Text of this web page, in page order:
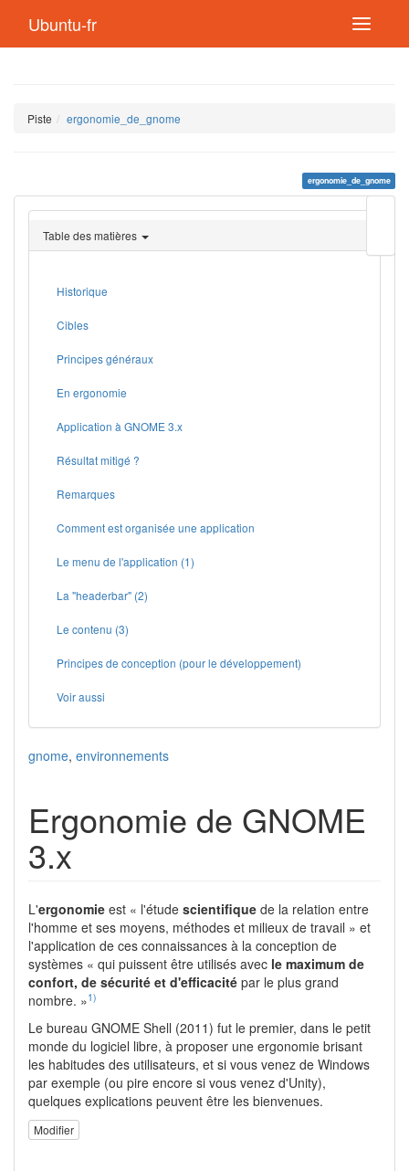
Ubuntu-fr
Piste ergonomie_de_gnome
ergonomie_de_gnome
page
Table des matières
Historique
Cibles
Principes généraux
En ergonomie
Application à GNOME 3.x
Résultat mitigé ?
Remarques
Comment est organisée une application
Le menu de l'application (1)
La "headerbar" (2)
Le contenu (3)
Principes de conception (pour le développement)
Voir aussi
gnome, environnements
Ergonomie de GNOME
3.x
L'ergonomie est « l'étude scientifique de la relation entre
l'homme et ses moyens, méthodes et milieux de travail » et
l'application de ces connaissances à la conception de
systèmes « qui puissent être utilisés avec le maximum de
confort, de sécurité et d'efficacité par le plus grand
nombre. »1)
Le bureau GNOME Shell (2011) fut le premier, dans le petit
monde du logiciel libre, à proposer une ergonomie brisant
les habitudes des utilisateurs, et si vous venez de Windows
par exemple (ou pire encore si vous venez d'Unity),
quelques explications peuvent être les bienvenues.
Modifier